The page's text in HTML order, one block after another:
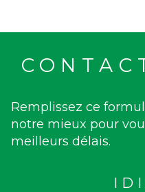
Remplissez ce
notre mieux pour
meilleurs délais.